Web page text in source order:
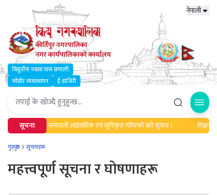
नेपाली
कीर्तिपुर नगरपालिका
नगर कार्यपालिकाको कार्यालय
विद्युतीय नक्सा पास प्रणाली
फोहोर व्यवस्थापन
ई-हाजिरी
सूचनानामावली अद्यावधिक एवं सूचिकृत गरिएको बारे सूचना । शिक्षक
गृहपृष्ठ सूचनाहरू
महत्त्वपूर्ण सूचना र घोषणाहरू